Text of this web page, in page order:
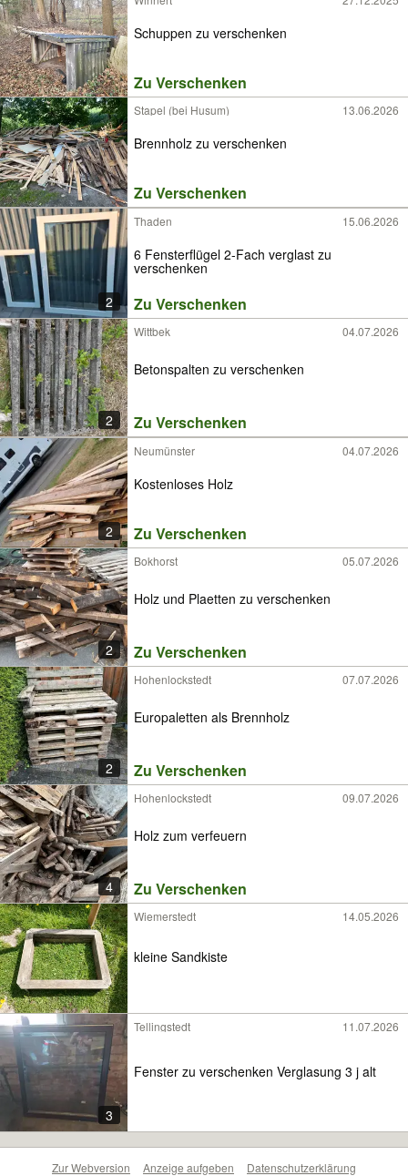
Schuppen zu verschenken
Zu Verschenken
Stapel (bei Husum) 13.06.2026
Brennholz zu verschenken
Zu Verschenken
2
Thaden 15.06.2026
6 Fensterflügel 2-Fach verglast zu
verschenken
Zu Verschenken
2
Wittbek 04.07.2026
Betonspalten zu verschenken
Zu Verschenken
2
Neumünster 04.07.2026
Kostenloses Holz
Zu Verschenken
2
Bokhorst 05.07.2026
Holz und Plaetten zu verschenken
Zu Verschenken
2
Hohenlockstedt 07.07.2026
Europaletten als Brennholz
Zu Verschenken
4
Hohenlockstedt 09.07.2026
Holz zum verfeuern
Zu Verschenken
Wiemerstedt 14.05.2026
kleine Sandkiste
3
Tellingstedt 11.07.2026
Fenster zu verschenken Verglasung 3 j alt
Zur Webversion Anzeige aufgeben Datenschutzerklärung